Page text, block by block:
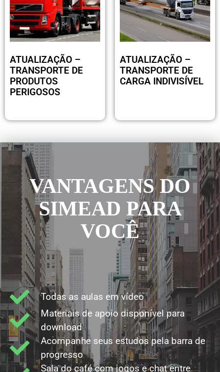
ATUALIZAÇÃO –
TRANSPORTE DE
PRODUTOS
PERIGOSOS
ATUALIZAÇÃO –
TRANSPORTE DE
CARGA INDIVISÍVEL
VANTAGENS DO
SIMEAD PARA
VOCÊ
Todas as aulas em vídeo
Materiais de apoio disponível para
download
Acompanhe seus estudos pela barra de
progresso
Sala do café com jogos e chat entre